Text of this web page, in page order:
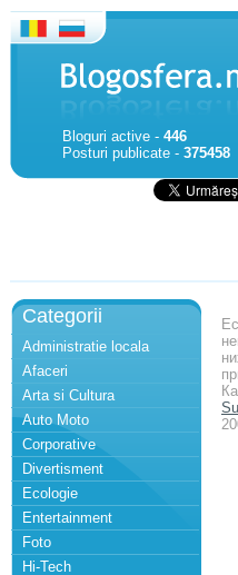
Bloguri active - 446
Posturi publicate - 375458
Categorii
Administratie locala
Afaceri
Arta si Cultura
Auto Moto
Corporative
Divertisment
Ecologie
Entertainment
Foto
Hi-Tech